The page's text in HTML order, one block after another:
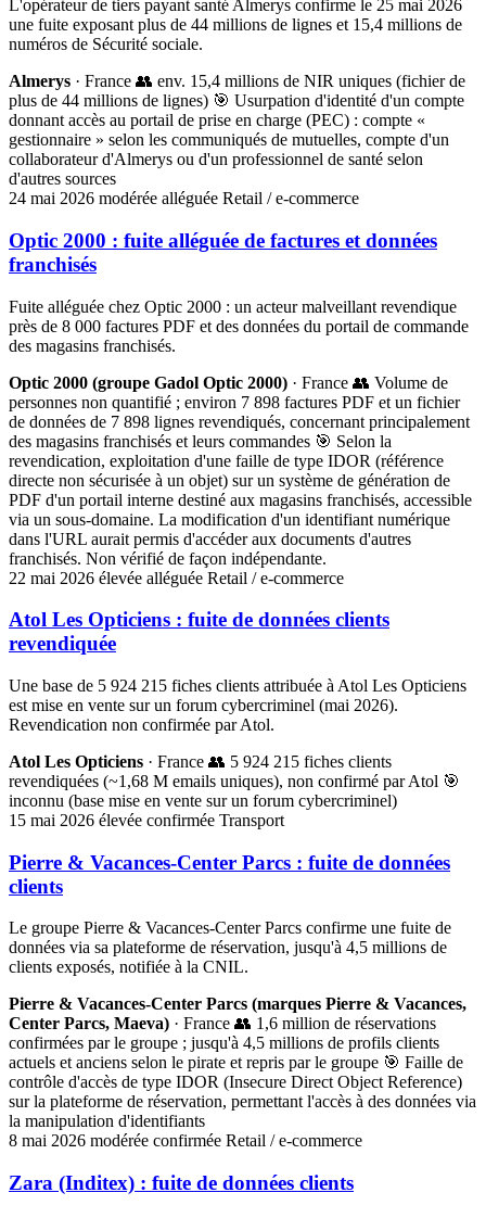
L'opérateur de tiers payant santé Almerys confirme le 25 mai 2026
une fuite exposant plus de 44 millions de lignes et 15,4 millions de
numéros de Sécurité sociale.
Almerys · France 👥 env. 15,4 millions de NIR uniques (fichier de
plus de 44 millions de lignes) 🎯 Usurpation d'identité d'un compte
donnant accès au portail de prise en charge (PEC) : compte «
gestionnaire » selon les communiqués de mutuelles, compte d'un
collaborateur d'Almerys ou d'un professionnel de santé selon
d'autres sources
24 mai 2026 modérée alléguée Retail / e-commerce
Optic 2000 : fuite alléguée de factures et données
franchisés
Fuite alléguée chez Optic 2000 : un acteur malveillant revendique
près de 8 000 factures PDF et des données du portail de commande
des magasins franchisés.
Optic 2000 (groupe Gadol Optic 2000) · France 👥 Volume de
personnes non quantifié ; environ 7 898 factures PDF et un fichier
de données de 7 898 lignes revendiqués, concernant principalement
des magasins franchisés et leurs commandes 🎯 Selon la
revendication, exploitation d'une faille de type IDOR (référence
directe non sécurisée à un objet) sur un système de génération de
PDF d'un portail interne destiné aux magasins franchisés, accessible
via un sous-domaine. La modification d'un identifiant numérique
dans l'URL aurait permis d'accéder aux documents d'autres
franchisés. Non vérifié de façon indépendante.
22 mai 2026 élevée alléguée Retail / e-commerce
Atol Les Opticiens : fuite de données clients
revendiquée
Une base de 5 924 215 fiches clients attribuée à Atol Les Opticiens
est mise en vente sur un forum cybercriminel (mai 2026).
Revendication non confirmée par Atol.
Atol Les Opticiens · France 👥 5 924 215 fiches clients
revendiquées (~1,68 M emails uniques), non confirmé par Atol 🎯
inconnu (base mise en vente sur un forum cybercriminel)
15 mai 2026 élevée confirmée Transport
Pierre & Vacances-Center Parcs : fuite de données
clients
Le groupe Pierre & Vacances-Center Parcs confirme une fuite de
données via sa plateforme de réservation, jusqu'à 4,5 millions de
clients exposés, notifiée à la CNIL.
Pierre & Vacances-Center Parcs (marques Pierre & Vacances,
Center Parcs, Maeva) · France 👥 1,6 million de réservations
confirmées par le groupe ; jusqu'à 4,5 millions de profils clients
actuels et anciens selon le pirate et repris par le groupe 🎯 Faille de
contrôle d'accès de type IDOR (Insecure Direct Object Reference)
sur la plateforme de réservation, permettant l'accès à des données via
la manipulation d'identifiants
8 mai 2026 modérée confirmée Retail / e-commerce
Zara (Inditex) : fuite de données clients